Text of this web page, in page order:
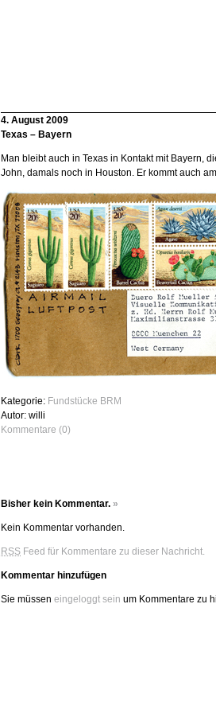
4. August 2009
Texas – Bayern
Man bleibt auch in Texas in Kontakt mit Bayern,
John, damals noch in Houston. Er kommt auch
Kategorie: Fundstücke BRM
Autor: willi
Kommentare (0)
Bisher kein Kommentar. »
Kein Kommentar vorhanden.
RSS Feed für Kommentare zu dieser Nachricht.
Kommentar hinzufügen
Sie müssen eingeloggt sein um Kommentare zu